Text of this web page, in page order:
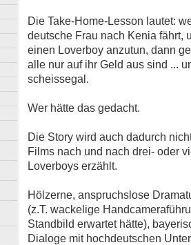
Die Take-Home-Lesson lautet:
deutsche Frau nach Kenia fährt,
einen Loverboy anzutun, dann
alle nur auf ihr Geld aus sind ...
scheissegal.
Wer hätte das gedacht.
Die Story wird auch dadurch
Films nach und nach drei- oder
Loverboys erzählt.
Hölzerne, anspruchslose
(z.T. wackelige
Standbild erwartet hätte),
Dialoge mit hochdeutschen